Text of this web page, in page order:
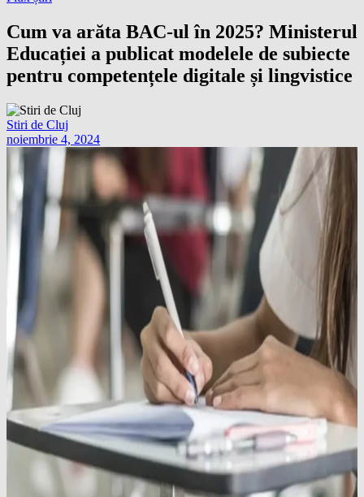
Cum va arăta BAC-ul în 2025? Ministerul
Educației a publicat modelele de subiecte
pentru competențele digitale și lingvistice
Stiri de Cluj
noiembrie 4, 2024